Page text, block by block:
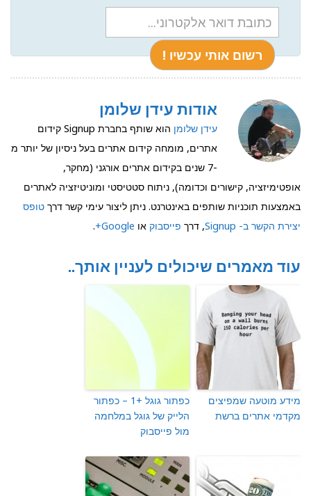
אודות עידן שלומן
עידן שלומן
הוא שותף בחברת Signup קידום
אתרים, מומחה קידום אתרים בעל ניסיון של יותר מ
-7 שנים בקידום אתרים אורגני (מחקר,
אופטימיזציה, קישורים וכדומה), ניתוח סטטיסטי ומוניטיזציה לאתרים
באמצעות תוכניות שותפים באינטרנט. ניתן ליצור עימי קשר דרך טופס
יצירת הקשר ב- Signup
, דרך פייסבוק או Google+
.
עוד מאמרים שיכולים לעניין אותך..
מידע מוטעה שמפיצים
מקדמי אתרים ברשת
כפתור גוגל +1 – כפתור
הלייק של גוגל במלחמה
מול פייסבוק